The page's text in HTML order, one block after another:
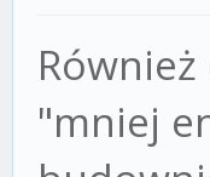
"mniej